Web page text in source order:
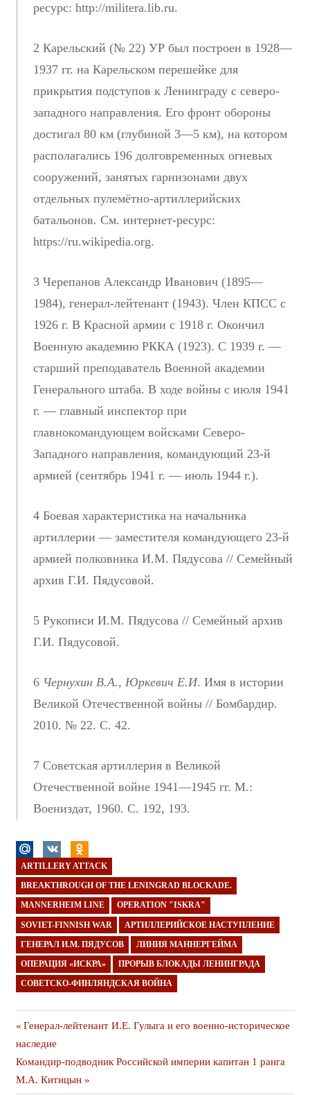
ресурс: http://militera.lib.ru.
2 Карельский (№ 22) УР был построен в 1928—
1937 гг. на Карельском перешейке для
прикрытия подступов к Ленинграду с северо-
западного направления. Его фронт обороны
достигал 80 км (глубиной 3—5 км), на котором
располагались 196 долговременных огневых
сооружений, занятых гарнизонами двух
отдельных пулемётно-артиллерийских
батальонов. См. интернет-ресурс:
https://ru.wikipedia.org.
3 Черепанов Александр Иванович (1895—
1984), генерал-лейтенант (1943). Член КПСС с
1926 г. В Красной армии с 1918 г. Окончил
Военную академию РККА (1923). С 1939 г. —
старший преподаватель Военной академии
Генерального штаба. В ходе войны с июля 1941
г. — главный инспектор при
главнокомандующем войсками Северо-
Западного направления, командующий 23-й
армией (сентябрь 1941 г. — июль 1944 г.).
4 Боевая характеристика на начальника
артиллерии — заместителя командующего 23-й
армией полковника И.М. Пядусова // Семейный
архив Г.И. Пядусовой.
5 Рукописи И.М. Пядусова // Семейный архив
Г.И. Пядусовой.
6 Чернухин В.А., Юркевич Е.И. Имя в истории
Великой Отечественной войны // Бомбардир.
2010. № 22. С. 42.
7 Советская артиллерия в Великой
Отечественной войне 1941—1945 гг. М.:
Воениздат, 1960. С. 192, 193.
ARTILLERY ATTACK
BREAKTHROUGH OF THE LENINGRAD BLOCKADE.
MANNERHEIM LINE OPERATION "ISKRA"
SOVIET-FINNISH WAR АРТИЛЛЕРИЙСКОЕ НАСТУПЛЕНИЕ
ГЕНЕРАЛ И.М. ПЯДУСОВ ЛИНИЯ МАННЕРГЕЙМА
ОПЕРАЦИЯ «ИСКРА» ПРОРЫВ БЛОКАДЫ ЛЕНИНГРАДА
СОВЕТСКО-ФИНЛЯНДСКАЯ ВОЙНА
Навигация
по
записям
Предыдущая
публикация
Генерал-лейтенант И.Е. Гулыга и его военно-историческое
наследие
Следующая
публикация
Командир-подводник Российской империи капитан 1 ранга
М.А. Китицын